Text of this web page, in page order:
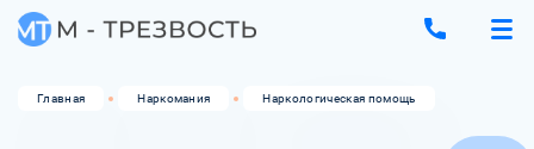
Главная Наркомания Наркологическая помощь